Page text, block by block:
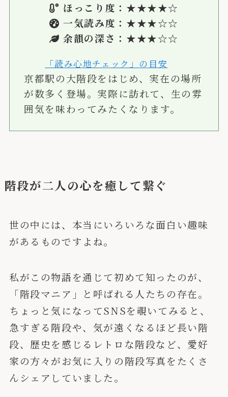
ほっこり度：★★★★☆
一気読み度：★★★☆☆
余韻の深さ：★★★☆☆
「読み心地チェック」の目安
京都駅の大階段をはじめ、実在の場所
が数多く登場。実際に訪れて、生の雰
囲気を味わってみたくなります。
階段が二人の心を癒して繋ぐ
世の中には、本当にいろいろな面白い趣味
があるものですよね。
私がこの物語を通じて初めて知ったのが、
「階段マニア」と呼ばれる人たちの存在。
ちょっと気になってSNSを覗いてみると、
急すぎる階段や、気が遠くなるほど長い階
段、歴史を感じるレトロな階段など、愛好
家の方々がお気に入りの階段写真をたくさ
んシェアしていました。